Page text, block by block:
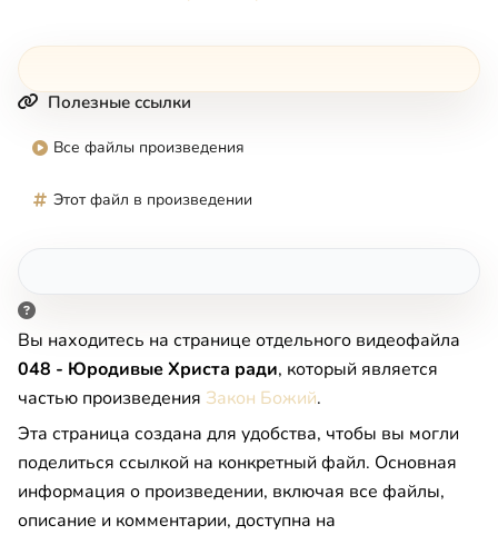
Полезные ссылки
Все файлы произведения
Этот файл в произведении
Вы находитесь на странице отдельного видеофайла
048 - Юродивые Христа ради, который является
частью произведения Закон Божий.
Эта страница создана для удобства, чтобы вы могли
поделиться ссылкой на конкретный файл. Основная
информация о произведении, включая все файлы,
описание и комментарии, доступна на